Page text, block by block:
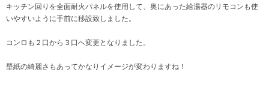
キッチン回りを全面耐火パネルを使用して、奥にあった給湯器のリモコンも使
いやすいように手前に移設致しました。
コンロも２口から３口へ変更となりました。
壁紙の綺麗さもあってかなりイメージが変わりますね！